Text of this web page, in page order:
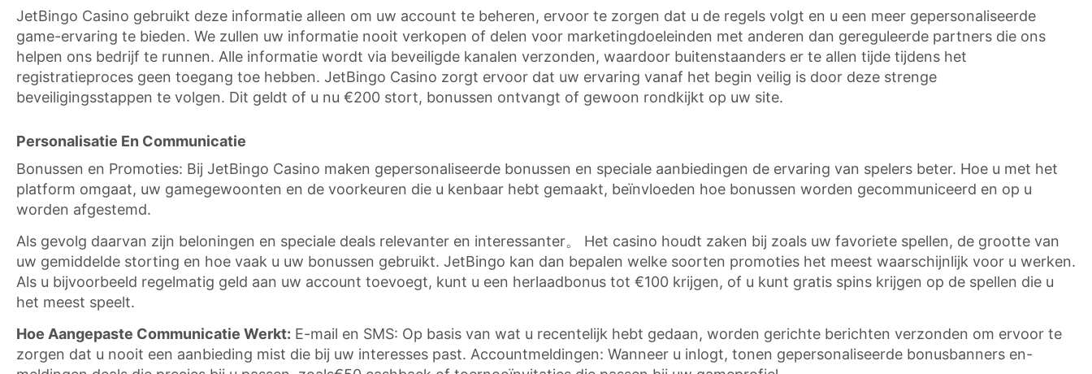
JetBingo Casino gebruikt deze informatie alleen om uw account te beheren, ervoor te zorgen dat u de regels volgt en u een meer gepersonaliseerde
game-ervaring te bieden. We zullen uw informatie nooit verkopen of delen voor marketingdoeleinden met anderen dan gereguleerde partners die ons
helpen ons bedrijf te runnen. Alle informatie wordt via beveiligde kanalen verzonden, waardoor buitenstaanders er te allen tijde tijdens het
registratieproces geen toegang toe hebben. JetBingo Casino zorgt ervoor dat uw ervaring vanaf het begin veilig is door deze strenge
beveiligingsstappen te volgen. Dit geldt of u nu €200 stort, bonussen ontvangt of gewoon rondkijkt op uw site.
Personalisatie En Communicatie
Bonussen en Promoties: Bij JetBingo Casino maken gepersonaliseerde bonussen en speciale aanbiedingen de ervaring van spelers beter. Hoe u met het
platform omgaat, uw gamegewoonten en de voorkeuren die u kenbaar hebt gemaakt, beïnvloeden hoe bonussen worden gecommuniceerd en op u
worden afgestemd.
Als gevolg daarvan zijn beloningen en speciale deals relevanter en interessanter。 Het casino houdt zaken bij zoals uw favoriete spellen, de grootte van
uw gemiddelde storting en hoe vaak u uw bonussen gebruikt. JetBingo kan dan bepalen welke soorten promoties het meest waarschijnlijk voor u werken.
Als u bijvoorbeeld regelmatig geld aan uw account toevoegt, kunt u een herlaadbonus tot €100 krijgen, of u kunt gratis spins krijgen op de spellen die u
het meest speelt.
Hoe Aangepaste Communicatie Werkt: E-mail en SMS: Op basis van wat u recentelijk hebt gedaan, worden gerichte berichten verzonden om ervoor te
zorgen dat u nooit een aanbieding mist die bij uw interesses past. Accountmeldingen: Wanneer u inlogt, tonen gepersonaliseerde bonusbanners en-